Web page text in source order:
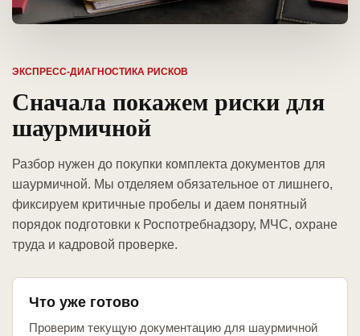
ЭКСПРЕСС-ДИАГНОСТИКА РИСКОВ
Сначала покажем риски для
шаурмичной
Разбор нужен до покупки комплекта документов для
шаурмичной. Мы отделяем обязательное от лишнего,
фиксируем критичные пробелы и даем понятный
порядок подготовки к Роспотребнадзору, МЧС, охране
труда и кадровой проверке.
Что уже готово
Проверим текущую документацию для шаурмичной